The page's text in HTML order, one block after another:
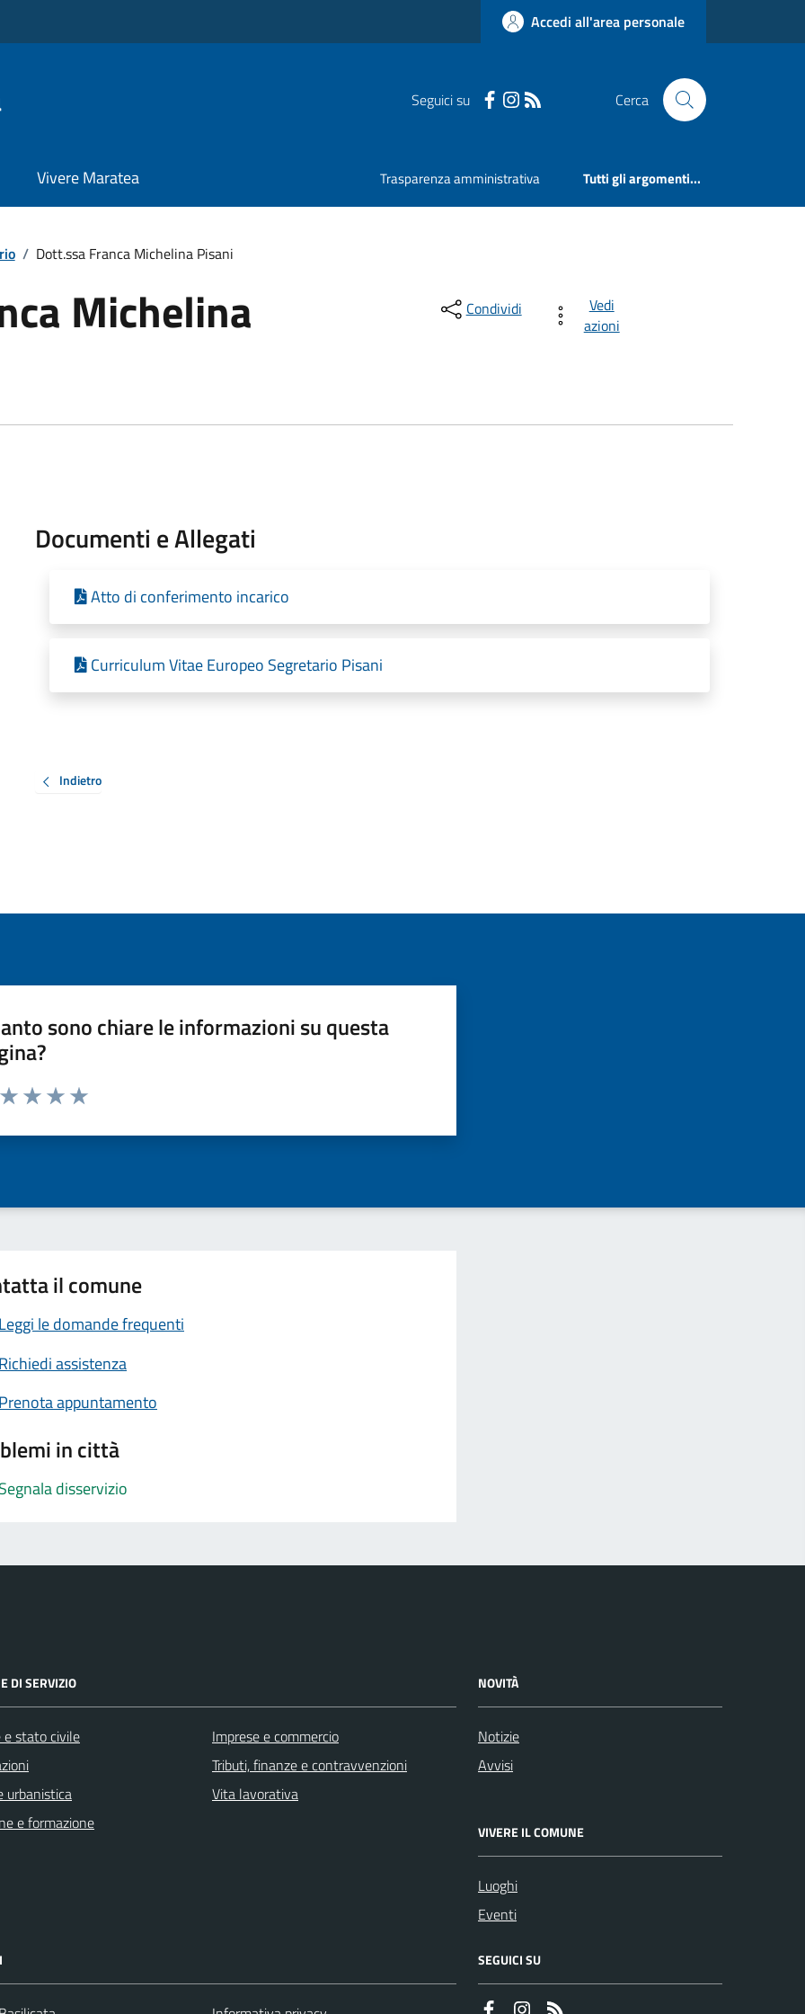
Accedi all'area personale
Seguici su Cerca
Vivere Maratea Trasparenza amministrativa Tutti gli argomenti...
/ Dott.ssa Franca Michelina Pisani
Michelina Condividi
Vedi
azioni
Documenti e Allegati
Atto di conferimento incarico
Curriculum Vitae Europeo Segretario Pisani
Indietro
sono chiare le informazioni su questa
da 1 a 5 stelle la pagina
il comune
Leggi le domande frequenti
Richiedi assistenza
Prenota appuntamento
in città
Segnala disservizio
DI SERVIZIO
e stato civile
urbanistica
e formazione
Imprese e commercio
Tributi, finanze e contravvenzioni
Vita lavorativa
NOVITÀ
Notizie
Avvisi
VIVERE IL COMUNE
Luoghi
Eventi
SEGUICI SU